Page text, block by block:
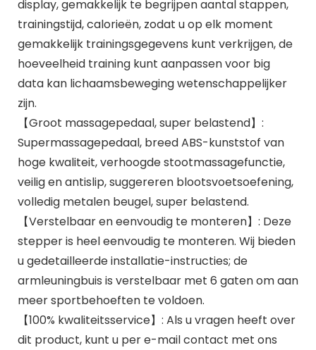
display, gemakkelijk te begrijpen aantal stappen,
trainingstijd, calorieën, zodat u op elk moment
gemakkelijk trainingsgegevens kunt verkrijgen, de
hoeveelheid training kunt aanpassen voor big
data kan lichaamsbeweging wetenschappelijker
zijn.
【Groot massagepedaal, super belastend】:
Supermassagepedaal, breed ABS-kunststof van
hoge kwaliteit, verhoogde stootmassagefunctie,
veilig en antislip, suggereren blootsvoetsoefening,
volledig metalen beugel, super belastend.
【Verstelbaar en eenvoudig te monteren】: Deze
stepper is heel eenvoudig te monteren. Wij bieden
u gedetailleerde installatie-instructies; de
armleuningbuis is verstelbaar met 6 gaten om aan
meer sportbehoeften te voldoen.
【100% kwaliteitsservice】: Als u vragen heeft over
dit product, kunt u per e-mail contact met ons